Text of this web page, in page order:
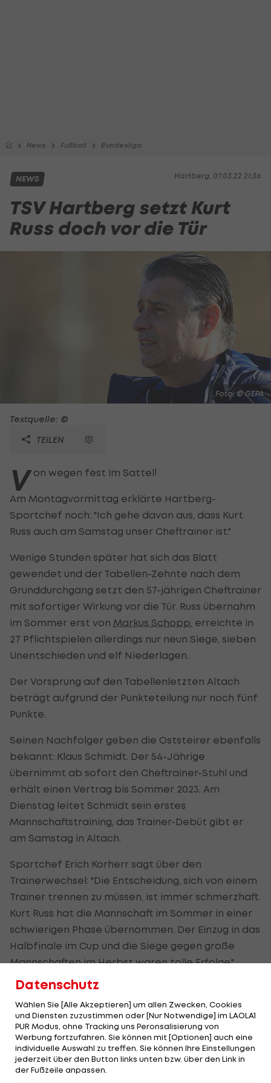
News Fußball Bundesliga
Hartberg, 07.03.22 21:36
NEWS
TSV Hartberg setzt Kurt
Russ doch vor die Tür
Foto: © GEPA
Textquelle: ©
TEILEN
V on wegen fest im Sattel!
Am Montagvormittag erklärte Hartberg-
Sportchef noch: "Ich gehe davon aus, dass Kurt
Russ auch am Samstag unser Cheftrainer ist."
Wenige Stunden später hat sich das Blatt
gewendet und der Tabellen-Zehnte nach dem
Grunddurchgang setzt den 57-jährigen Cheftrainer
mit sofortiger Wirkung vor die Tür. Russ übernahm
im Sommer erst von Markus Schopp , erreichte in
27 Pflichtspielen allerdings nur neun Siege, sieben
Unentschieden und elf Niederlagen.
Der Vorsprung auf den Tabellenletzten Altach
beträgt aufgrund der Punkteteilung nur noch fünf
Punkte.
Seinen Nachfolger geben die Oststeirer ebenfalls
bekannt: Klaus Schmidt. Der 54-Jährige
übernimmt ab sofort den Cheftrainer-Stuhl und
erhält einen Vertrag bis Sommer 2023. Am
Dienstag leitet Schmidt sein erstes
Mannschaftstraining, das Trainer-Debüt gibt er
am Samstag in Altach.
Sportchef Erich Korherr sagt über den
Trainerwechsel: "Die Entscheidung, sich von einem
Trainer trennen zu müssen, ist immer schmerzhaft.
Kurt Russ hat die Mannschaft im Sommer in einer
schwierigen Phase übernommen. Der Einzug in das
Halbfinale im Cup und die Siege gegen große
Mannschaften im Herbst waren tolle Erfolge."
Entwicklung unter Russ "ging nicht in die
gewünschte Richtung"
"Leider ging die Entwicklung in den vergangenen
Wochen und Monaten nicht in die gewünschte
Richtung. Ein Aufwärtstrend war nicht zu
Datenschutz
Wählen Sie [Alle Akzeptieren] um allen Zwecken, Cookies
und Diensten zuzustimmen oder [Nur Notwendige] im LAOLA1
PUR Modus, ohne Tracking uns Peronsalisierung von
Werbung fortzufahren. Sie können mit [Optionen] auch eine
individuelle Auswahl zu treffen. Sie können Ihre Einstellungen
jederzeit über den Button links unten bzw. über den Link in
der Fußzeile anpassen.